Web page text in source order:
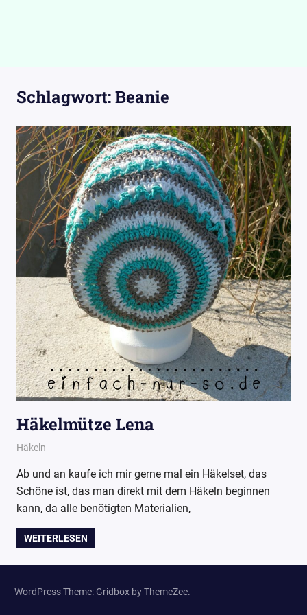
Schlagwort:Beanie
Häkelmütze Lena
8. September 2016
Wollpoesie
Häkeln
Ab und an kaufe ich mir gerne mal ein Häkelset, das
Schöne ist, das man direkt mit dem Häkeln beginnen
kann, da alle benötigten Materialien,
WEITERLESEN
WordPress Theme: Gridbox by ThemeZee.